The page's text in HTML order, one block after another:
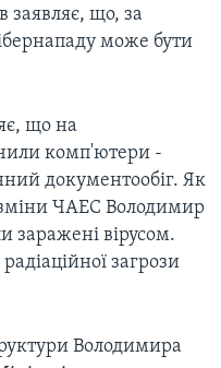
заявляє, що, за
може бути
що на
комп'ютери -
документообіг. Як
ЧАЕС Володимир
заражені вірусом.
загрози
Володимира